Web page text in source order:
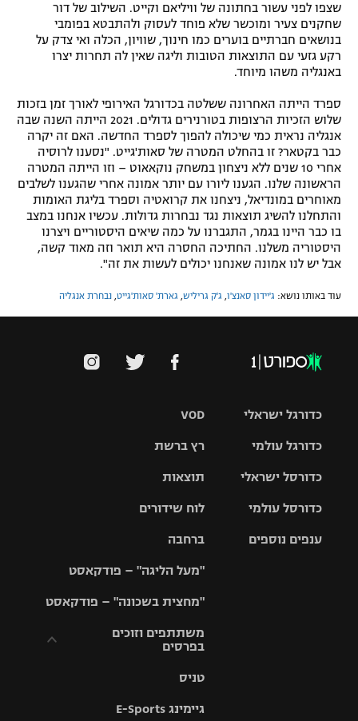
שצפו לפני עשור בחתונה של וויליאם וקייט. השילוב של דור
שחקנים צעיר ומוכשר שלא פוחד לעסוק ולהתבטא בפומבי
בנושאים חברתיים בוערים כמו חינוך, שוויון, הכלה ואי צדק על
רקע גזעי עם התוצאות הטובות וליגה שאין לה תחרות יצרו
באנגליה משהו מיוחד.
ספרד הייתה האחרונה ששלטה בכדורגל האירופי לאורך זמן בזכות
שלוש הזכיות הרצופות בטורנירים גדולים. 2021 הייתה השנה שבה
אנגליה נראית כמי שיכולה להפוך לספרד החדשה. האם זה יקרה
כבר בקטאר? זו בהחלט המטרה של סאות'גייט. "נסענו לרוסיה
אחרי 10 שנים ללא ניצחון במשחק נוקאאוט – וזו הייתה המטרה
הראשונה שלנו. הגענו ליורו עם יותר אמונה אחרי שהגענו לשלבים
מאוחרים במונדיאל, ניצחנו את קרואטיה וספרד בליגת האומות
והתחלנו להשיג תוצאות נגד נבחרות גדולות. עכשיו אנחנו במצב
בו כבר היינו בגמר, התגברנו על כמה שיאים היסטוריים ויצרנו
היסטוריה משלנו. החתיכה החסרה היא תואר וזה מאוד קשה,
אבל יש לנו אמונה שאנחנו יכולים לעשות את זה".
עוד באותו נושא: ג'יידון סאנצ'ו ג'ק גריליש גארת' סאות'גייט נבחרת אנגליה
VOD
רץ ברשת
תוצאות
לוח שידורים
ברחבה
"מעל הליגה" – פודקאסט
"מחצית בשכונה" – פודקאסט
משתתפים וזוכים
בפרסים
וזוכים בפרסים
טניס
גיימינג E-Sports
כדורגל ישראלי
גביע הטוטו
כדורגל עולמי
האלופות
ליגה
כדורסל ישראלי
סל
כדורסל עולמי
ענפים נוספים